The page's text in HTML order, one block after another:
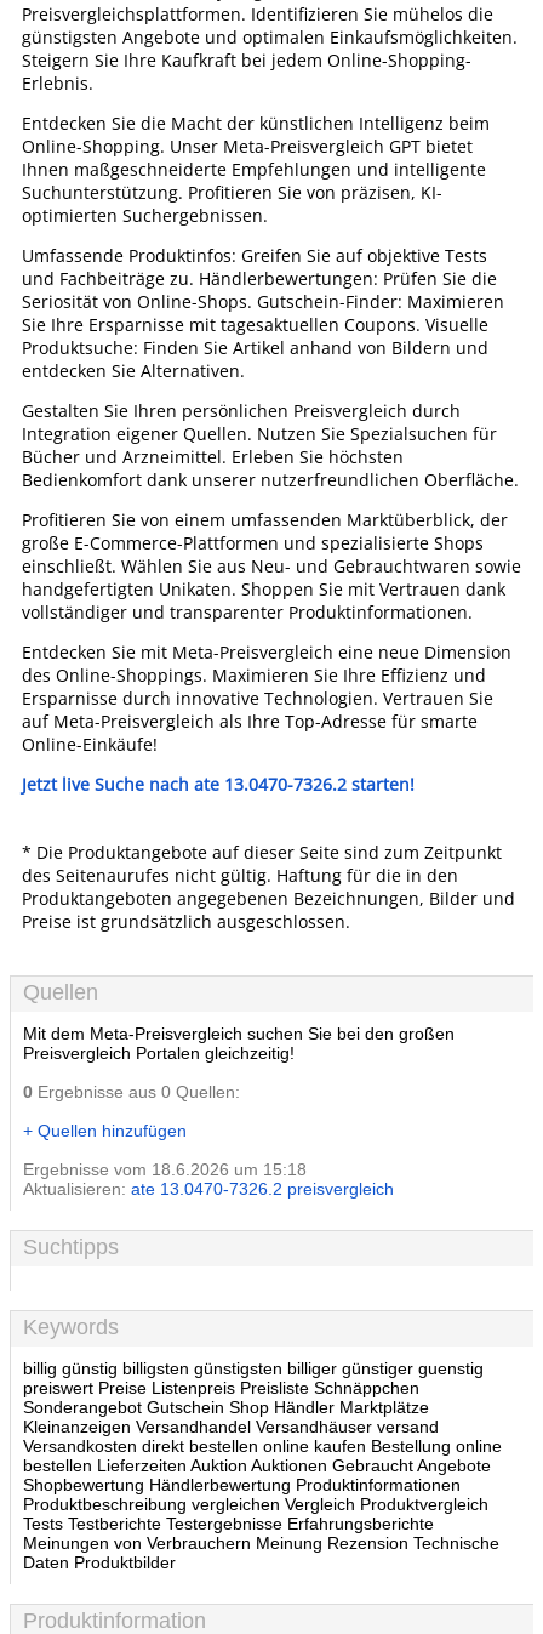
Preisvergleichsplattformen. Identifizieren Sie mühelos die
günstigsten Angebote und optimalen Einkaufsmöglichkeiten.
Steigern Sie Ihre Kaufkraft bei jedem Online-Shopping-
Erlebnis.
Entdecken Sie die Macht der künstlichen Intelligenz beim
Online-Shopping. Unser Meta-Preisvergleich GPT bietet
Ihnen maßgeschneiderte Empfehlungen und intelligente
Suchunterstützung. Profitieren Sie von präzisen, KI-
optimierten Suchergebnissen.
Umfassende Produktinfos: Greifen Sie auf objektive Tests
und Fachbeiträge zu. Händlerbewertungen: Prüfen Sie die
Seriosität von Online-Shops. Gutschein-Finder: Maximieren
Sie Ihre Ersparnisse mit tagesaktuellen Coupons. Visuelle
Produktsuche: Finden Sie Artikel anhand von Bildern und
entdecken Sie Alternativen.
Gestalten Sie Ihren persönlichen Preisvergleich durch
Integration eigener Quellen. Nutzen Sie Spezialsuchen für
Bücher und Arzneimittel. Erleben Sie höchsten
Bedienkomfort dank unserer nutzerfreundlichen Oberfläche.
Profitieren Sie von einem umfassenden Marktüberblick, der
große E-Commerce-Plattformen und spezialisierte Shops
einschließt. Wählen Sie aus Neu- und Gebrauchtwaren sowie
handgefertigten Unikaten. Shoppen Sie mit Vertrauen dank
vollständiger und transparenter Produktinformationen.
Entdecken Sie mit Meta-Preisvergleich eine neue Dimension
des Online-Shoppings. Maximieren Sie Ihre Effizienz und
Ersparnisse durch innovative Technologien. Vertrauen Sie
auf Meta-Preisvergleich als Ihre Top-Adresse für smarte
Online-Einkäufe!
Jetzt live Suche nach ate 13.0470-7326.2 starten!
* Die Produktangebote auf dieser Seite sind zum Zeitpunkt
des Seitenaurufes nicht gültig. Haftung für die in den
Produktangeboten angegebenen Bezeichnungen, Bilder und
Preise ist grundsätzlich ausgeschlossen.
Quellen
Mit dem Meta-Preisvergleich suchen Sie bei den großen
Preisvergleich Portalen gleichzeitig!
0 Ergebnisse aus 0 Quellen:
+ Quellen hinzufügen
Ergebnisse vom 18.6.2026 um 15:18
Aktualisieren: ate 13.0470-7326.2 preisvergleich
Suchtipps
Keywords
billig günstig billigsten günstigsten billiger günstiger guenstig
preiswert Preise Listenpreis Preisliste Schnäppchen
Sonderangebot Gutschein Shop Händler Marktplätze
Kleinanzeigen Versandhandel Versandhäuser versand
Versandkosten direkt bestellen online kaufen Bestellung online
bestellen Lieferzeiten Auktion Auktionen Gebraucht Angebote
Shopbewertung Händlerbewertung Produktinformationen
Produktbeschreibung vergleichen Vergleich Produktvergleich
Tests Testberichte Testergebnisse Erfahrungsberichte
Meinungen von Verbrauchern Meinung Rezension Technische
Daten Produktbilder
Produktinformation